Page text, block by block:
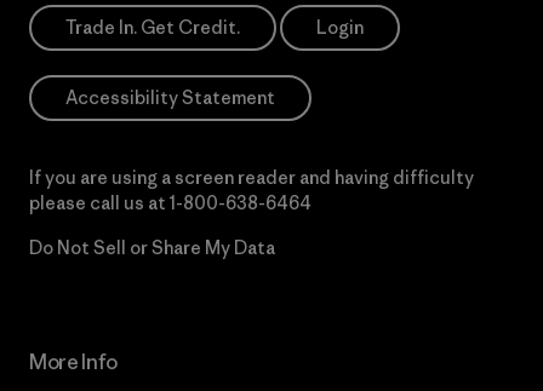
Trade In. Get Credit. Login
Accessibility Statement
If you are using a screen reader and having difficulty
please call us at 1-800-638-6464
Do Not Sell or Share My Data
More Info